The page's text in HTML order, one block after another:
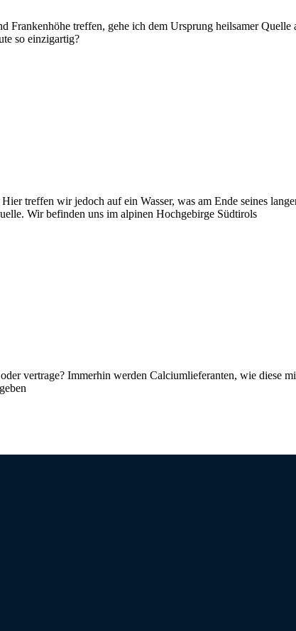
Frankenhöhe treffen, gehe ich dem Ursprung heilsamer
so einzigartig?
treffen wir jedoch auf ein Wasser, was am Ende seines
Wir befinden uns im alpinen Hochgebirge Südtirols
vertrage? Immerhin werden Calciumlieferanten, wie diese